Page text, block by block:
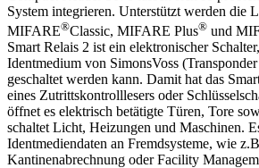
System integrieren. Unterstützt werden die
MIFARE®Classic, MIFARE Plus® und
Smart Relais 2 ist ein elektronischer
Identmedium von SimonsVoss
geschaltet werden kann. Damit hat das
eines Zutrittskontrolllesers oder
öffnet es elektrisch betätigte Türen, Tore
schaltet Licht, Heizungen und Maschinen.
Identmediendaten an Fremdsysteme, wie
Kantinenabrechnung oder Facility